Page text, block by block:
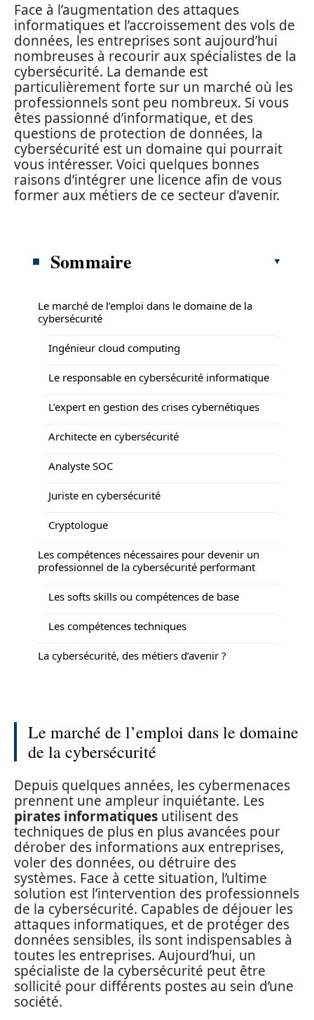
Face à l’augmentation des attaques
informatiques et l’accroissement des vols de
données, les entreprises sont aujourd’hui
nombreuses à recourir aux spécialistes de la
cybersécurité. La demande est
particulièrement forte sur un marché où les
professionnels sont peu nombreux. Si vous
êtes passionné d’informatique, et des
questions de protection de données, la
cybersécurité est un domaine qui pourrait
vous intéresser. Voici quelques bonnes
raisons d’intégrer une licence afin de vous
former aux métiers de ce secteur d’avenir.
Sommaire
Le marché de l’emploi dans le domaine de la
cybersécurité
Ingénieur cloud computing
Le responsable en cybersécurité informatique
L’expert en gestion des crises cybernétiques
Architecte en cybersécurité
Analyste SOC
Juriste en cybersécurité
Cryptologue
Les compétences nécessaires pour devenir un
professionnel de la cybersécurité performant
Les softs skills ou compétences de base
Les compétences techniques
La cybersécurité, des métiers d’avenir ?
Le marché de l’emploi dans le domaine
de la cybersécurité
Depuis quelques années, les cybermenaces
prennent une ampleur inquiétante. Les
pirates informatiques utilisent des
techniques de plus en plus avancées pour
dérober des informations aux entreprises,
voler des données, ou détruire des
systèmes. Face à cette situation, l’ultime
solution est l’intervention des professionnels
de la cybersécurité. Capables de déjouer les
attaques informatiques, et de protéger des
données sensibles, ils sont indispensables à
toutes les entreprises. Aujourd’hui, un
spécialiste de la cybersécurité peut être
sollicité pour différents postes au sein d’une
société.